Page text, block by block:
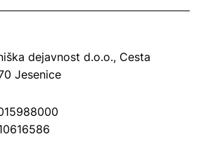
dejavnost d.o.o., Cesta
Jesenice